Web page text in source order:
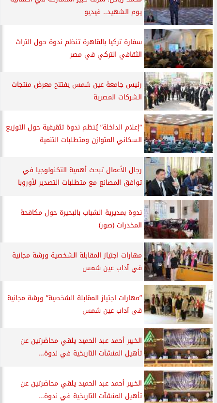
يوم الشهيد.. فيديو
سفارة تركيا بالقاهرة تنظم ندوة حول التراث
الثقافي التركي في مصر
رئيس جامعة عين شمس يفتتح معرض منتجات
الشركات المصرية
“إعلام الداخلة” يُنظم ندوة تثقيفية حول التوزيع
السكاني المتوازن ومتطلبات التنمية
رجال الأعمال تبحث أهمية التكنولوجيا في
توافق المصانع مع متطلبات التصدير لأوروبا
ندوة بمديرية الشباب بالبحيرة حول مكافحة
المخدرات (صور)
مهارات اجتياز المقابلة الشخصية ورشة مجانية
في آداب عين شمس
”مهارات اجتياز المقابلة الشخصية” ورشة مجانية
فى آداب عين شمس
الخبير أحمد عبد الحميد يلقي محاضرتين عن
تأهيل المنشآت التاريخية في ندوة...
الخبير أحمد عبد الحميد يلقي محاضرتين عن
تأهيل المنشآت التاريخية في ندوة...